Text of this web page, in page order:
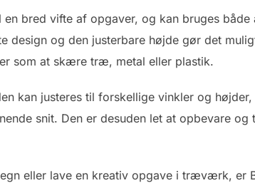
bred vifte af opgaver, og kan bruges
design og den justerbare højde gør det
som at skære træ, metal eller plastik.
kan justeres til forskellige vinkler og
snit. Den er desuden let at opbevare og
eller lave en kreativ opgave i træværk, er